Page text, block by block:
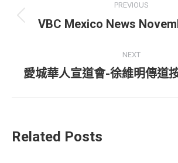
navigation
PREVIOUS
Previous
VBC Mexico News
NEXT
Next
愛城華人宣道會-徐維明傳道
Related Posts